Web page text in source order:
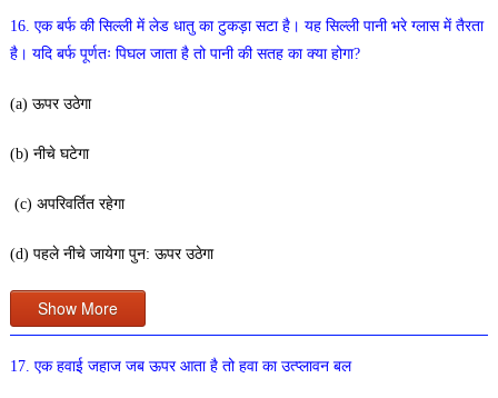
16. एक बर्फ की सिल्ली में लेड धातु का टुकड़ा सटा है। यह सिल्ली पानी भरे ग्लास में तैरता
है। यदि बर्फ पूर्णतः पिघल जाता है तो पानी की सतह का क्या होगा?
(a) ऊपर उठेगा
(b) नीचे घटेगा
(c) अपरिवर्तित रहेगा
(d) पहले नीचे जायेगा पुन: ऊपर उठेगा
Show More
17. एक हवाई जहाज जब ऊपर आता है तो हवा का उत्प्लावन बल